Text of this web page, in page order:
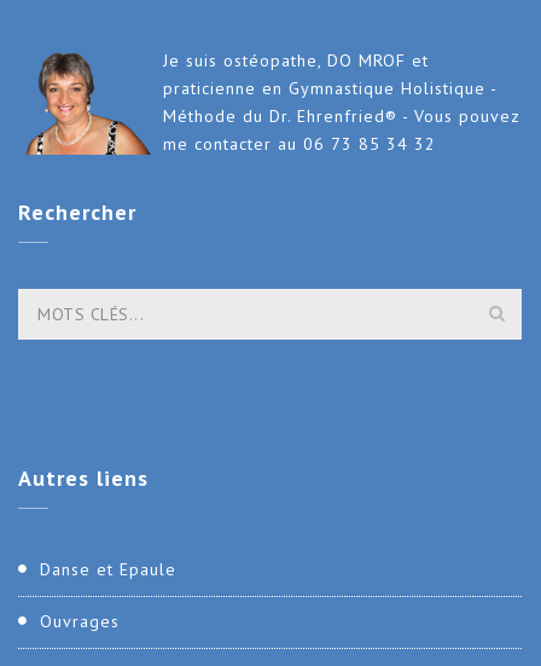
Je suis ostéopathe, DO MROF et
praticienne en Gymnastique Holistique -
Méthode du Dr. Ehrenfried® - Vous pouvez
me contacter au 06 73 85 34 32
Rechercher
Autres liens
Danse et Epaule
Ouvrages